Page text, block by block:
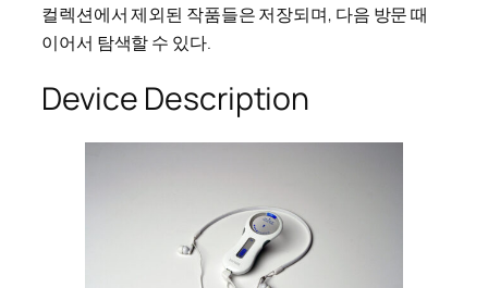
컬렉션에서 제외된 작품들은 저장되며, 다음 방문 때
이어서 탐색할 수 있다.
Device Description